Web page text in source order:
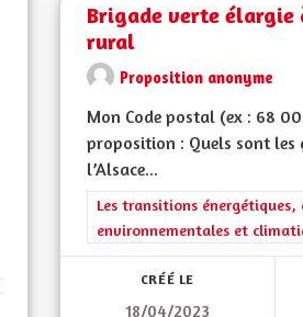
Brigade verte
rural
Proposition anonyme
Mon Code postal (ex : 68
proposition : Quels sont
l’Alsace...
Filtrer les résultats de la
Les transitions énergétiques,
environnementales et
CRÉÉ LE
18/04/2023